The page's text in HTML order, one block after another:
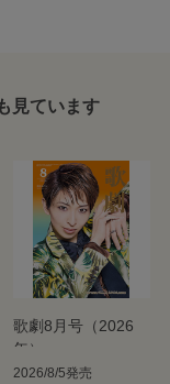
見ています
歌劇8月号（2026
年）
2026/8/5発売